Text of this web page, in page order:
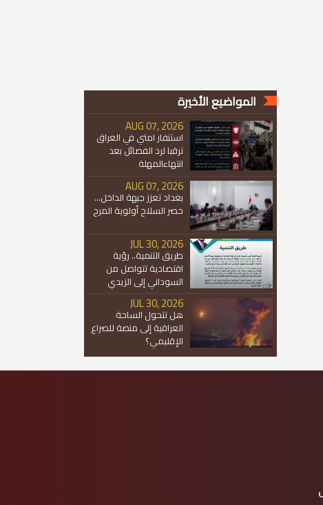
المواضيع الأخيرة
AUG 07, 2026
استنفار امتي في العراق
ترقبا لرد الفصائل بعد
انتهاءالمهلة
AUG 07, 2026
بغداد تعزز جبهة الداخل...
حصر السلاح أولوية المرح
JUL 30, 2026
طريق التنمية.. رؤية
اقتصادية تتواصل من
السوداني إلى الزيدي
JUL 30, 2026
هل تتحول الساحة
العراقية إلى منصة للصراع
الإقليمي؟